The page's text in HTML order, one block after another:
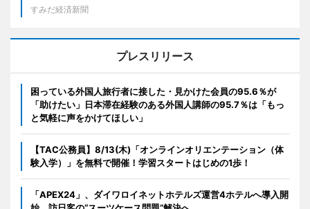
すみだ経済新聞
プレスリリース
困っている外国人旅行者に接した・見かけた会員の95.6％が
「助けたい」日本滞在経験のある外国人講師の95.7％は「もっ
と気軽に声をかけてほしい」
【TAC公務員】8/13(木)「オンラインオリエンテーション（体
験入学）」を無料で開催！学習スタートはじめの1歩！
「APEX24」、ダイワロイネットホテルズ運営4ホテルへ導入開